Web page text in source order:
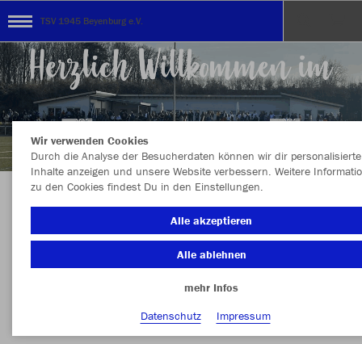
TSV 1945 Beyenburg e.V.
Herzlich Willkommen im Teamshop TSV 1945
Beyenburg e.V.
Wir verwenden Cookies
Durch die Analyse der Besucherdaten können wir dir personalisierte
Inhalte anzeigen und unsere Website verbessern. Weitere
zu den Cookies findest Du in den Einstellungen.
Alle akzeptieren
Alle ablehnen
mehr Infos
Datenschutz
Impressum